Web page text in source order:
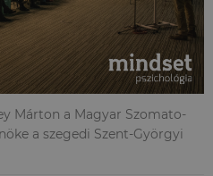
Márton a Magyar Szomato-
a szegedi Szent-Györgyi